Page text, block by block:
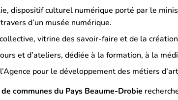
dispositif culturel numérique porté par le
d’un musée numérique.
vitrine des savoir-faire et de la
et d’ateliers, dédiée à la formation, à la
pour le développement des métiers
communes du Pays Beaume-Drobie